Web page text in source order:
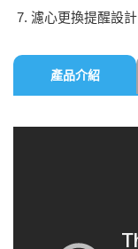
濾心更換提醒設計
產品介紹